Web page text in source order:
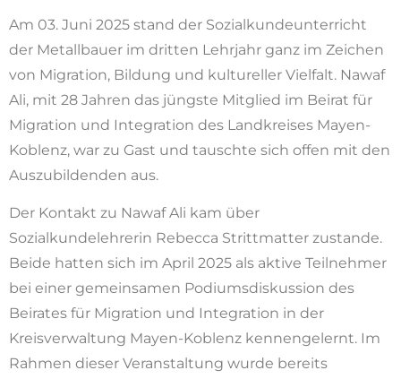
Am 03. Juni 2025 stand der Sozialkundeunterricht
der Metallbauer im dritten Lehrjahr ganz im Zeichen
von Migration, Bildung und kultureller Vielfalt. Nawaf
Ali, mit 28 Jahren das jüngste Mitglied im Beirat für
Migration und Integration des Landkreises Mayen-
Koblenz, war zu Gast und tauschte sich offen mit den
Auszubildenden aus.
Der Kontakt zu Nawaf Ali kam über
Sozialkundelehrerin Rebecca Strittmatter zustande.
Beide hatten sich im April 2025 als aktive Teilnehmer
bei einer gemeinsamen Podiumsdiskussion des
Beirates für Migration und Integration in der
Kreisverwaltung Mayen-Koblenz kennengelernt. Im
Rahmen dieser Veranstaltung wurde bereits